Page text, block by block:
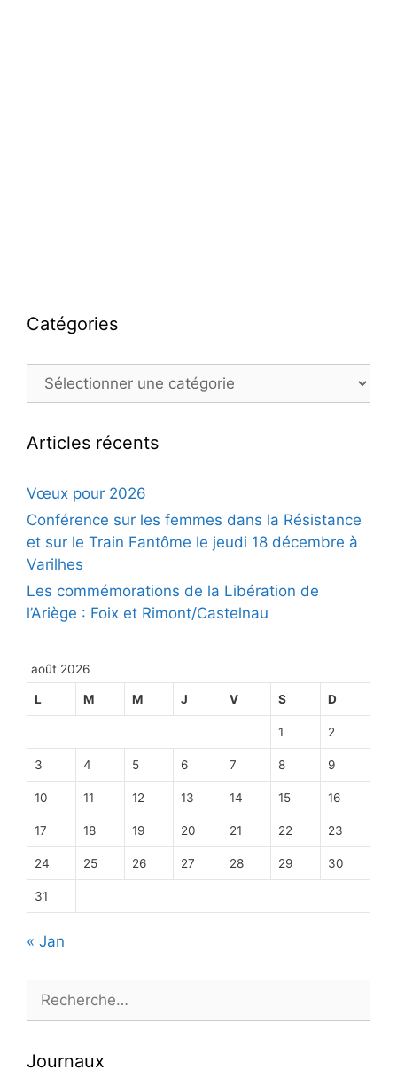
Catégories
Catégories
Articles récents
Vœux pour 2026
Conférence sur les femmes dans la Résistance
et sur le Train Fantôme le jeudi 18 décembre à
Varilhes
Les commémorations de la Libération de
l’Ariège : Foix et Rimont/Castelnau
août 2026
L M M J V S D
1 2
3 4 5 6 7 8 9
10 11 12 13 14 15 16
17 18 19 20 21 22 23
24 25 26 27 28 29 30
31
« Jan
Rechercher :
Journaux